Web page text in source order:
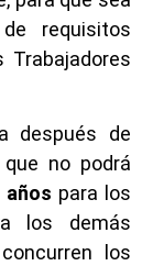
requisitos
después de
no podrá
años para los
los demás
los